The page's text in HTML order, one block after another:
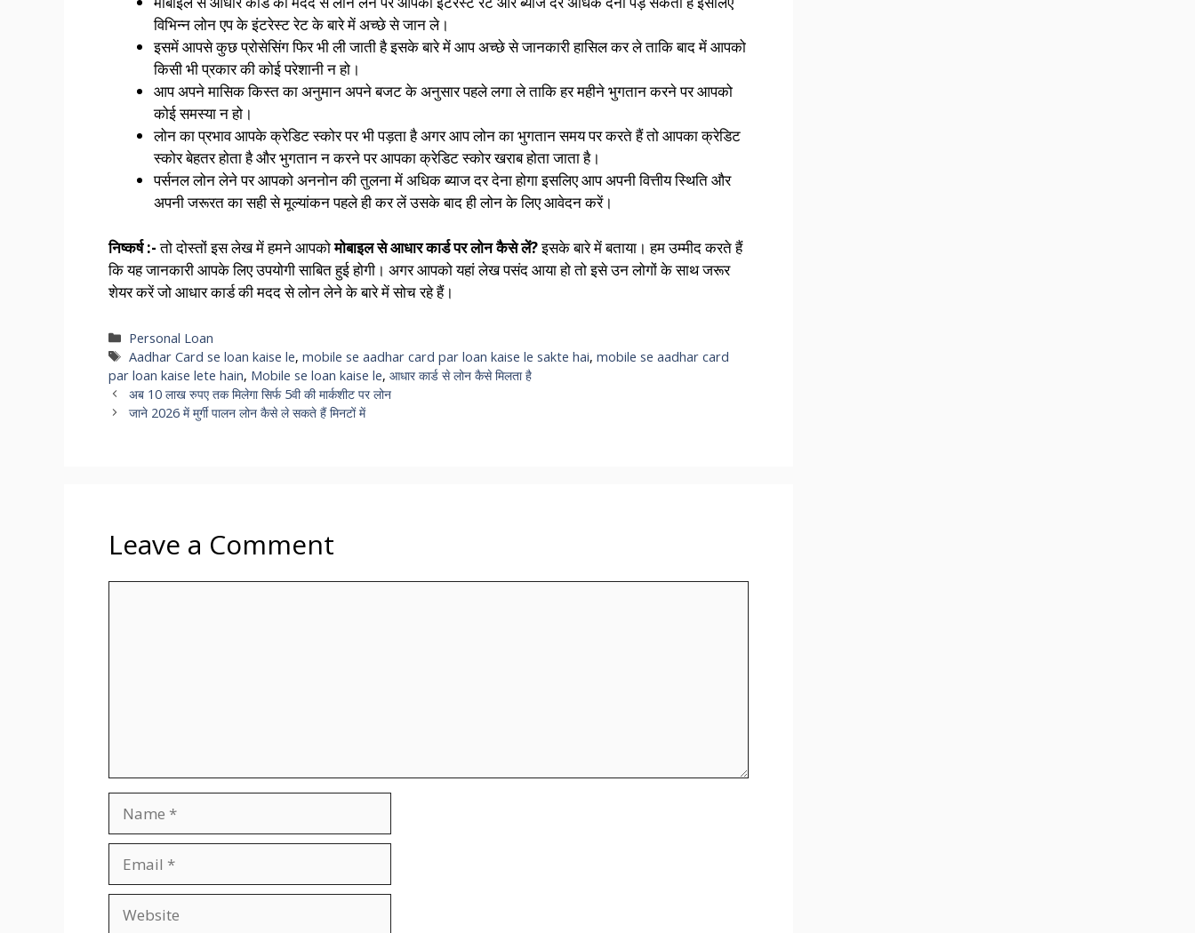
विभिन्न लोन एप के इंटरेस्ट रेट के बारे में अच्छे से जान ले।
इसमें आपसे कुछ प्रोसेसिंग फिर भी ली जाती है इसके बारे में आप अच्छे से जानकारी हासिल कर ले ताकि बाद में आपको
किसी भी प्रकार की कोई परेशानी न हो।
आप अपने मासिक किस्त का अनुमान अपने बजट के अनुसार पहले लगा ले ताकि हर महीने भुगतान करने पर आपको
कोई समस्या न हो।
लोन का प्रभाव आपके क्रेडिट स्कोर पर भी पड़ता है अगर आप लोन का भुगतान समय पर करते हैं तो आपका क्रेडिट
स्कोर बेहतर होता है और भुगतान न करने पर आपका क्रेडिट स्कोर खराब होता जाता है।
पर्सनल लोन लेने पर आपको अननोन की तुलना में अधिक ब्याज दर देना होगा इसलिए आप अपनी वित्तीय स्थिति और
अपनी जरूरत का सही से मूल्यांकन पहले ही कर लें उसके बाद ही लोन के लिए आवेदन करें।
निष्कर्ष :-तो दोस्तों इस लेख में हमने आपकोमोबाइल से आधार कार्ड पर लोन कैसे लें?इसके बारे में बताया। हम उम्मीद करते हैं
कि यह जानकारी आपके लिए उपयोगी साबित हुई होगी। अगर आपको यहां लेख पसंद आया हो तो इसे उन लोगों के साथ जरूर
शेयर करें जो आधार कार्ड की मदद से लोन लेने के बारे में सोच रहे हैं।
Categories
Personal Loan
Tags
Aadhar Card se loan kaise le,mobile se aadhar card par loan kaise le sakte hai,mobile se aadhar card
par loan kaise lete hain, Mobile se loan kaise le, आधार कार्ड से लोन कैसे मिलता है
अब 10 लाख रुपए तक मिलेगा सिर्फ 5वी की मार्कशीट पर लोन
जाने 2026 में मुर्गी पालन लोन कैसे ले सकते हैं मिनटों में
Leave a Comment